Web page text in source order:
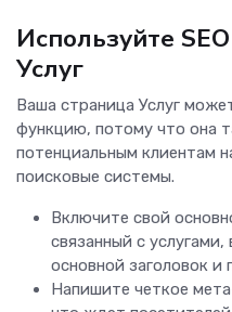
Используйте
Услуг
Ваша страница Услуг
функцию, потому что она
потенциальным клиентам
поисковые системы.
Включите свой
связанный с
основной заголовок и
Напишите четкое